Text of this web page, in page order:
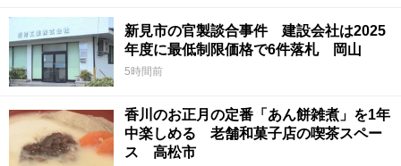
新見市の官製談合事件 建設会社は2025
年度に最低制限価格で6件落札 岡山
5時間前
香川のお正月の定番「あん餅雑煮」を1年
中楽しめる 老舗和菓子店の喫茶スペー
ス 高松市